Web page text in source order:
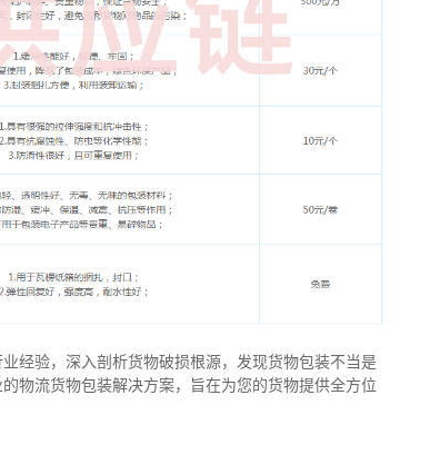
经验，深入剖析货物破损根源，发现货物包装不当是
物流货物包装解决方案，旨在为您的货物提供全方位